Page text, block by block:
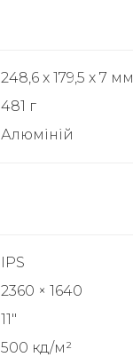
248,6 x 179,5 x 7 мм
481 г
Алюміній
IPS
2360 × 1640
11"
500 кд/м²